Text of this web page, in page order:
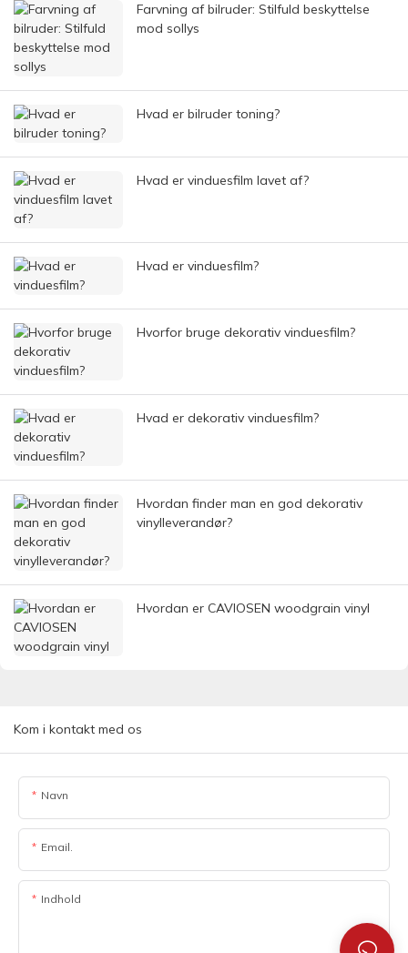
Farvning af bilruder: Stilfuld beskyttelse
mod sollys
Hvad er bilruder toning?
Hvad er vinduesfilm lavet af?
Hvad er vinduesfilm?
Hvorfor bruge dekorativ vinduesfilm?
Hvad er dekorativ vinduesfilm?
Hvordan finder man en god dekorativ
vinylleverandør?
Hvordan er CAVIOSEN woodgrain vinyl
Kom i kontakt med os
Navn
Email.
Indhold